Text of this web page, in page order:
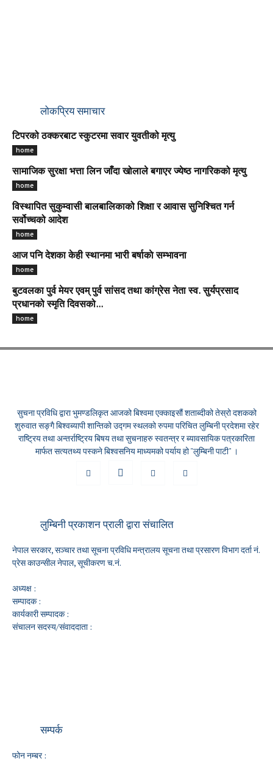
लोकप्रिय समाचार
टिपरको ठक्करबाट स्कुटरमा सवार युवतीको मृत्यु
home
सामाजिक सुरक्षा भत्ता लिन जाँदा खोलाले बगाएर ज्येष्ठ नागरिकको मृत्यु
home
विस्थापित सुकुम्वासी बालबालिकाको शिक्षा र आवास सुनिश्चित गर्न
सर्वोच्चको आदेश
home
आज पनि देशका केही स्थानमा भारी बर्षाकाे सम्भावना
home
बुटवलका पुर्व मेयर एवम् पुर्व सांसद तथा कांग्रेस नेता स्व. सुर्यप्रसाद
प्रधानको स्मृति दिवसको...
home
सुचना प्रविधि द्वारा भुमण्डलिकृत आजको बिश्वमा एक्काइसौं शताब्दीको तेस्रो दशकको
शुरुवात सङ्गै बिश्वब्यापी शान्तिको उद्गम स्थलको रुपमा परिचित लुम्बिनी प्रदेशमा रहेर
राष्ट्रिय तथा अन्तर्राष्ट्रिय बिषय तथा सुचनाहरु स्वतन्त्र र ब्यावसायिक पत्रकारिता
मार्फत सत्यतथ्य पस्कने बिश्वसनिय माध्यमको पर्याय हो "लुम्बिनी पाटी" ।
लुम्बिनी प्रकाशन प्राली द्वारा संचालित
नेपाल सरकार, सञ्चार तथा सूचना प्रविधि मन्त्रालय सूचना तथा प्रसारण विभाग दर्ता नं.
प्रेस काउन्सील नेपाल, सूचीकरण च.नं.
अध्यक्ष :
सम्पादक :
कार्यकारी सम्पादक :
संचालन सदस्य/संवाददाता :
सम्पर्क
फोन नम्बर :